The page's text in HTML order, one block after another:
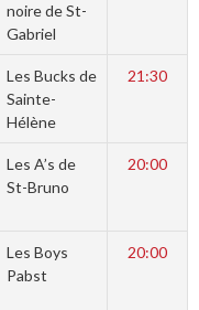
noire de St-
Gabriel
Les Bucks de
Sainte-
Hélène
21:30
Les A’s de
St-Bruno
20:00
Les Boys
Pabst
20:00